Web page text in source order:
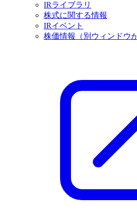
IRライブラリ
株式に関する情報
IRイベント
株価情報
（別ウィンドウ